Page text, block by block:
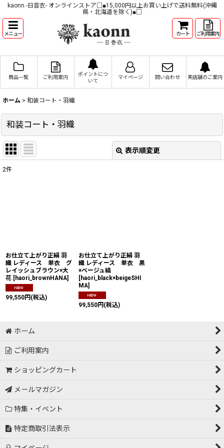
kaonn -日音衣- オンラインストア□■15,000円以上お買い上げで送料無料(沖縄
県・北海道を除く)■□
メニュー カート ご利用案内
商品一覧 ご利用案内
ポイントにつ
いて
マイページ 問い合わせ 実店舗のご案内
ホーム > 和装コート・羽織
和装コート・羽織
表示順変更
2件
お仕立て上がり正絹 羽
織 レディース 単衣 グ
レイッシュブラウン×大
花 [haori_brownHANA]
99,550円 (税込)
お仕立て上がり正絹 羽
織 レディース 単衣 黒
×ベージュ縞
[haori_black×beigeSHI
MA]
99,550円 (税込)
ホーム
ご利用案内
ショッピングカート
メールマガジン
特集・イベント
特定商取引法表示